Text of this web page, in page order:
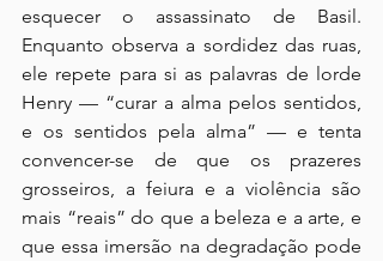
esquecer o assassinato de Basil.
Enquanto observa a sordidez das ruas,
ele repete para si as palavras de lorde
Henry — “curar a alma pelos sentidos,
e os sentidos pela alma” — e tenta
convencer-se de que os prazeres
grosseiros, a feiura e a violência são
mais “reais” do que a beleza e a arte, e
que essa imersão na degradação pode